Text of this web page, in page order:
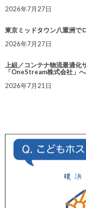
2026年7月27日
東京ミッドタウン八重洲で
2026年7月27日
上組／コンテナ物流最適
「OneStream株式会社」
2026年7月21日